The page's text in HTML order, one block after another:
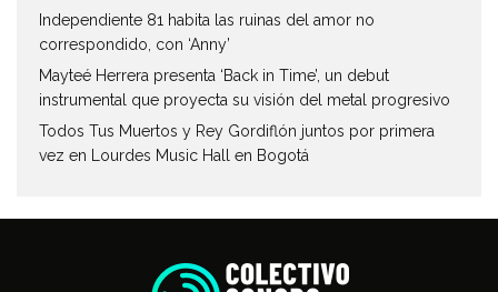
Independiente 81 habita las ruinas del amor no
correspondido, con ‘Anny’
Mayteé Herrera presenta ‘Back in Time’, un debut
instrumental que proyecta su visión del metal progresivo
Todos Tus Muertos y Rey Gordiflón juntos por primera
vez en Lourdes Music Hall en Bogotá